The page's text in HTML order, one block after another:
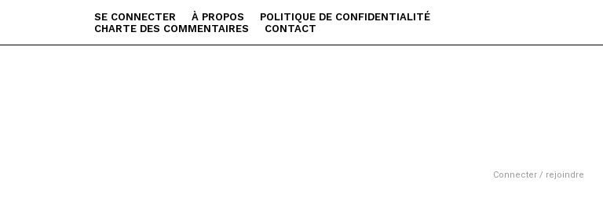
SE CONNECTER À PROPOS
POLITIQUE DE CONFIDENTIALITÉ
CHARTE DES COMMENTAIRES
CONTACT
Connecter / rejoindre